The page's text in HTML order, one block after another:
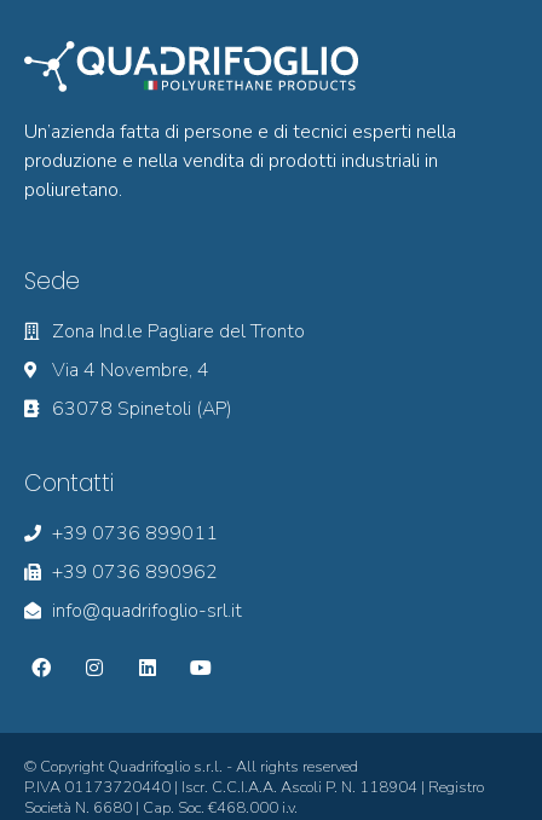
Un’azienda fatta di persone e di tecnici esperti nella
produzione e nella vendita di prodotti industriali in
poliuretano.
Sede
Zona Ind.le Pagliare del Tronto
Via 4 Novembre, 4
63078 Spinetoli (AP)
Contatti
+39 0736 899011
+39 0736 890962
info@quadrifoglio-srl.it
© Copyright Quadrifoglio s.r.l. - All rights reserved
P.IVA 01173720440 | Iscr. C.C.I.A.A. Ascoli P. N. 118904 | Registro
Società N. 6680 | Cap. Soc. €468.000 i.v.